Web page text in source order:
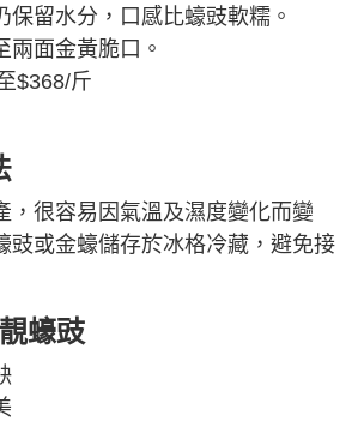
保留水分，口感比蠔豉軟糯。
兩面金黃脆口。
$368/斤
，很容易因氣溫及濕度變化而變
豉或金蠔儲存於冰格冷藏，避免接
蠔豉